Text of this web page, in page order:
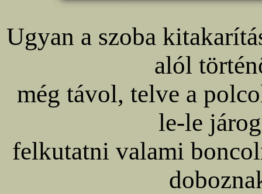
Ugyan a szoba
alól
még távol, telve a
le-le
felkutatni valami